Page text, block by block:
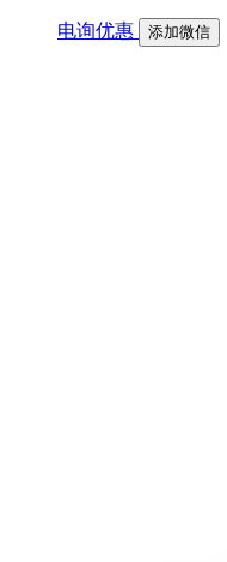
电询优惠 添加微信